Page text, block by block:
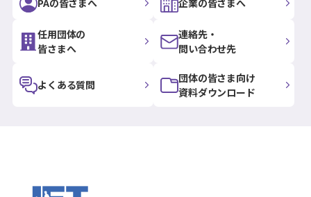
PAの皆さまへ 企業の皆さまへ
任用団体の
皆さまへ
連絡先・
問い合わせ先
よくある質問
団体の皆さま向け
資料ダウンロード